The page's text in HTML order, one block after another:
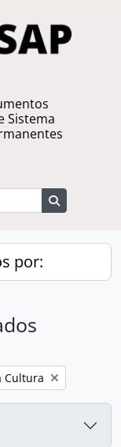
Sistema
por:
Cultura